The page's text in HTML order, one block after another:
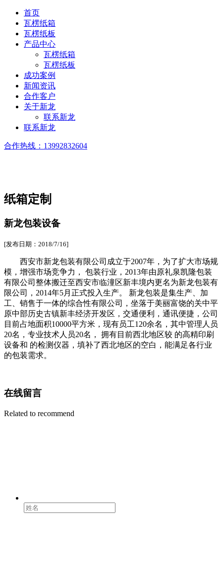
首页
瓦楞纸箱
瓦楞纸板
产品中心
瓦楞纸箱
瓦楞纸板
成功案例
新闻资讯
合作客户
关于新龙
联系新龙
联系新龙
合作热线： 13992832604
纸箱定制
新龙包装设备
[发布日期：2018/7/16]
西安市新龙包装有限公司成立于2007年，为了扩大市场规
模，增强市场竞争力， 包装行业，2013年由原礼泉凯隆包装
有限公司整体搬迁至西安市临潼区新丰境内更名为新龙包装有
限公司，2014年5月正式投入生产。 新龙包装是集生产、加
工、销售于一体的综合性有限公司，坐落于美丽富饶的关中平
原中部历史古镇新丰经济开发区，交通便利，通讯便捷，公司
目前占地面积10000平方米，现有员工120余名，其中管理人员
20名，专业技术人员20名， 拥有目前西北地区较 的高精印刷
设备和 的检测仪器，填补了西北地区的空白，能满足各行业
的包装需求。
在线留言
Related to recommend